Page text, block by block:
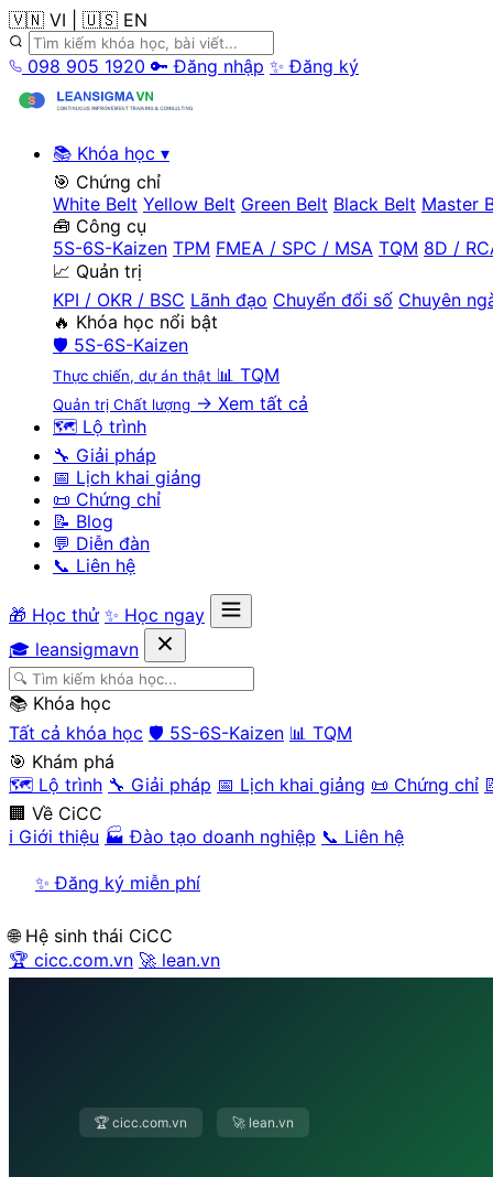
🇻🇳 VI 🇺🇸 EN
098 905 1920 🔑 Đăng nhập ✨ Đăng ký
📚 Khóa học ▾
🎯 Chứng chỉ
White Belt Yellow Belt Green Belt Black Belt Master
🧰 Công cụ
5S-6S-Kaizen TPM FMEA / SPC / MSA TQM 8D /
📈 Quản trị
KPI / OKR / BSC Lãnh đạo Chuyển đổi số Chuyên
🔥 Khóa học nổi bật
🛡️ 5S-6S-Kaizen
Thực chiến, dự án thật 📊 TQM
Quản trị Chất lượng → Xem tất cả
🗺️ Lộ trình
🔧 Giải pháp
📅 Lịch khai giảng
📜 Chứng chỉ
📝 Blog
💬 Diễn đàn
📞 Liên hệ
🎁 Học thử ✨ Học ngay
🎓 leansigmavn
📚 Khóa học
Tất cả khóa học 🛡️ 5S-6S-Kaizen 📊 TQM
🎯 Khám phá
🗺️ Lộ trình 🔧 Giải pháp 📅 Lịch khai giảng 📜 Chứng chỉ
🏢 Về CiCC
ℹ️ Giới thiệu 🏭 Đào tạo doanh nghiệp 📞 Liên hệ
✨ Đăng ký miễn phí
🌐 Hệ sinh thái CiCC
🏆 cicc.com.vn 🚀 lean.vn
🏆 cicc.com.vn 🚀 lean.vn